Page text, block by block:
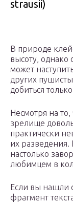
strausii)
В природе
высоту, однако
может
других
добиться
Несмотря на
зрелище
практически
их разведения.
настолько
любимцем в
Если вы нашли
фрагмент